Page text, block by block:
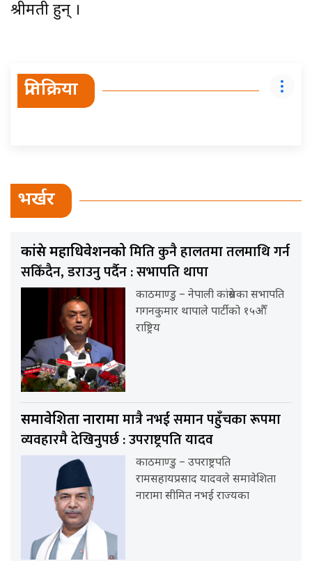
श्रीमती हुन् ।
प्रतिक्रिया
भर्खर
कांग्रेस महाधिवेशनकोमिति कुनै हालतमा तलमाथि गर्न
सकिँदैन, डराउनु पर्दैन : सभापति थापा
काठमाण्डु – नेपाली कांग्रेसका सभापति
गगनकुमार थापाले पार्टीको १५औँ
राष्ट्रिय
समावेशिता नारामामात्रै नभई समान पहुँचका रूपमा
व्यवहारमै देखिनुपर्छ : उपराष्ट्रपति यादव
काठमाण्डु – उपराष्ट्रपति
रामसहायप्रसाद यादवले समावेशिता
नारामा सीमित नभई राज्यका